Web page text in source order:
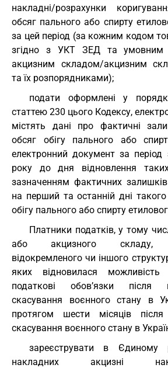
накладні/розрахунки
обсяг пального або спирту
за цей період (за кожним кодом
згідно з УКТ ЗЕДта умовним
акцизним складом/акцизним
та їх розпорядниками);
подати оформлені у
статтею 230 цього Кодексу,
містять дані про фактичні
обсяг обігу пального або
електронний документ за
року до дня відновлення
зазначенням фактичних
на перший та останній дні
обігу пального або спирту
Платники податків, у тому
або акцизного складу,
відокремленого чи іншого
яких відновилася можливість
податкові обов’язки після
скасування воєнного стану в
протягом шести місяців
скасування воєнного стану в
зареєструвати в Єдиному
накладних акцизні